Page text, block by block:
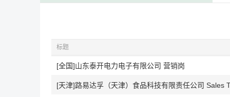
标题
[全国]山东泰开电力电子有限公司 营销岗
[天津]路易达孚（天津）食品科技有限责任公司 Sales